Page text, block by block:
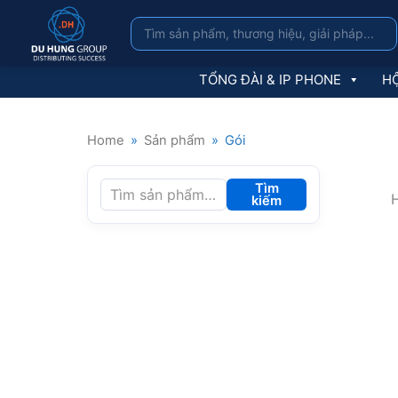
TỔNG ĐÀI & IP PHONE
Home » Sản phẩm » Gói
Tìm
kiếm